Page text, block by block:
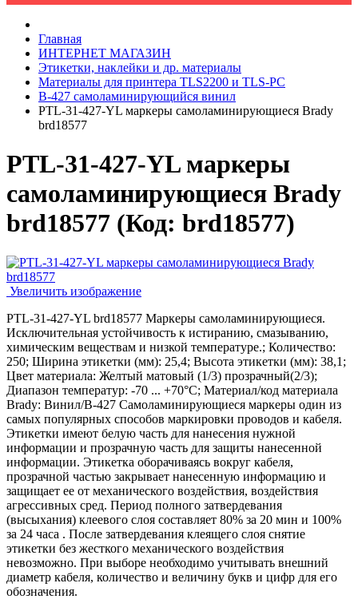
Главная
ИНТЕРНЕТ МАГАЗИН
Этикетки, наклейки и др. материалы
Материалы для принтера TLS2200 и TLS-PC
B-427 cамоламинирующийся винил
PTL-31-427-YL маркеры самоламинирующиеся Brady
brd18577
PTL-31-427-YL маркеры
самоламинирующиеся Brady
brd18577 (Код: brd18577)
Увеличить изображение
PTL-31-427-YL brd18577 Маркеры самоламинирующиеся.
Исключительная устойчивость к истиранию, смазыванию,
химическим веществам и низкой температуре.; Количество:
250; Ширина этикетки (мм): 25,4; Высота этикетки (мм): 38,1;
Цвет материала: Желтый матовый (1/3) прозрачный(2/3);
Диапазон температур: -70 ... +70°С; Материал/код материала
Brady: Винил/В-427 Самоламинирующиеся маркеры один из
самых популярных способов маркировки проводов и кабеля.
Этикетки имеют белую часть для нанесения нужной
информации и прозрачную часть для защиты нанесенной
информации. Этикетка оборачиваясь вокруг кабеля,
прозрачной частью закрывает нанесенную информацию и
защищает ее от механического воздействия, воздействия
агрессивных сред. Период полного затвердевания
(высыхания) клеевого слоя составляет 80% за 20 мин и 100%
за 24 часа . После затвердевания клеящего слоя снятие
этикетки без жесткого механического воздействия
невозможно. При выборе необходимо учитывать внешний
диаметр кабеля, количество и величину букв и цифр для его
обозначения.